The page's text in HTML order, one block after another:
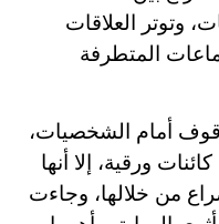
وتوتر العلاقات
المتطرفة
أمام الشخصيات،
ورقية، إلا أنها
من خلالها، وجاءت